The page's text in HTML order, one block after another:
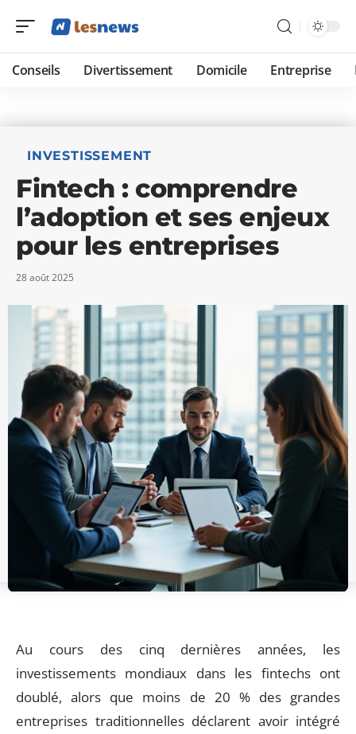
Conseils Divertissement Domicile Entreprise
INVESTISSEMENT
Fintech : comprendre
l’adoption et ses enjeux
pour les entreprises
28 août 2025
Au cours des cinq dernières années, les
investissements mondiaux dans les fintechs ont
doublé, alors que moins de 20 % des grandes
entreprises traditionnelles déclarent avoir intégré